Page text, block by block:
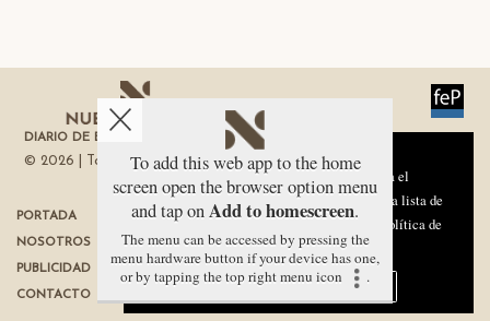
DIARIO DE ECONOMÍA DE LA REGIÓN DE MURCIA
© 2026 | Todos los derechos reservados
PORTADA
NOSOTROS
PUBLICIDAD
CONTACTO
TÉRMINOS DE USO
PROTECCIÓN DE DATOS
POLÍTICA DE COOKIES
Aviso sobre el Uso de cookies:
Utilizamos cookies nuestras y de terceros para el
funcionamiento del digital. Puedes consultar la lista de
cookies y como desconectarlas.Ver nuestra Política de
Privacidad y Cookies
Aceptar Cookies
Personalizar
To add this web app to the home
screen open the browser option menu
and tap onAdd to homescreen.
The menu can be accessed by pressing the
menu hardware button if your device has one,
or by tapping the top right menu icon
.